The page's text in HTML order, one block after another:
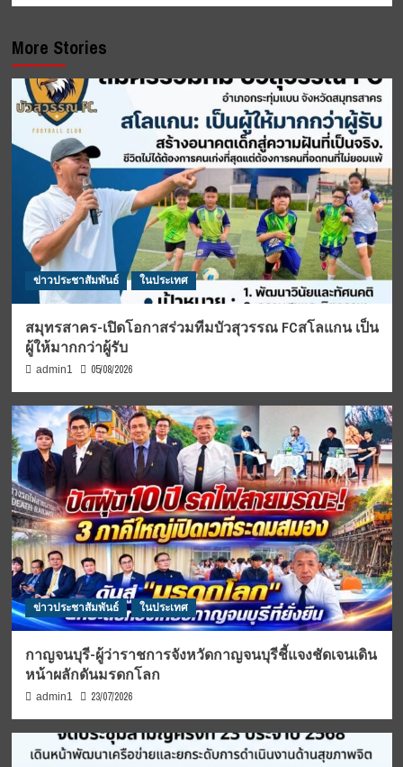
More Stories
ข่าวประชาสัมพันธ์ ในประเทศ
สมุทรสาคร-เปิดโอกาสร่วมทีมบัวสุวรรณ FCสโลแกน เป็น
ผู้ให้มากกว่าผู้รับ
admin1 05/08/2026
ข่าวประชาสัมพันธ์ ในประเทศ
กาญจนบุรี-ผู้ว่าราชการจังหวัดกาญจนบุรีชี้แจงชัดเจนเดิน
หน้าผลักดันมรดกโลก
admin1 23/07/2026